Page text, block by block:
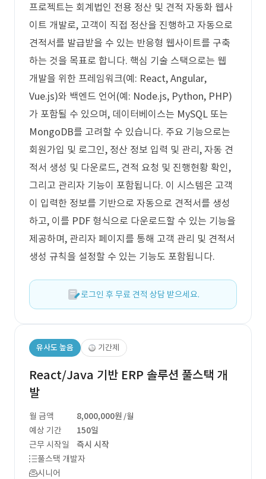
프로젝트는 회계법인 전용 정산 및 견적 자동화 웹사
이트 개발로, 고객이 직접 정산을 진행하고 자동으로
견적서를 발급받을 수 있는 반응형 웹사이트를 구축
하는 것을 목표로 합니다. 핵심 기술 스택으로는 웹
개발을 위한 프레임워크(예: React, Angular,
Vue.js)와 백엔드 언어(예: Node.js, Python, PHP)
가 포함될 수 있으며, 데이터베이스는 MySQL 또는
MongoDB를 고려할 수 있습니다. 주요 기능으로는
회원가입 및 로그인, 정산 정보 입력 및 관리, 자동 견
적서 생성 및 다운로드, 견적 요청 및 진행현황 확인,
그리고 관리자 기능이 포함됩니다. 이 시스템은 고객
이 입력한 정보를 기반으로 자동으로 견적서를 생성
하고, 이를 PDF 형식으로 다운로드할 수 있는 기능을
제공하며, 관리자 페이지를 통해 고객 관리 및 견적서
생성 규칙을 설정할 수 있는 기능도 포함됩니다.
로그인 후 무료 견적 상담 받으세요.
유사도 높음 기간제
React/Java 기반 ERP 솔루션 풀스택 개
발
월 금액 8,000,000원 /월
예상 기간
150일
근무 시작일
즉시 시작
풀스택 개발자
시니어